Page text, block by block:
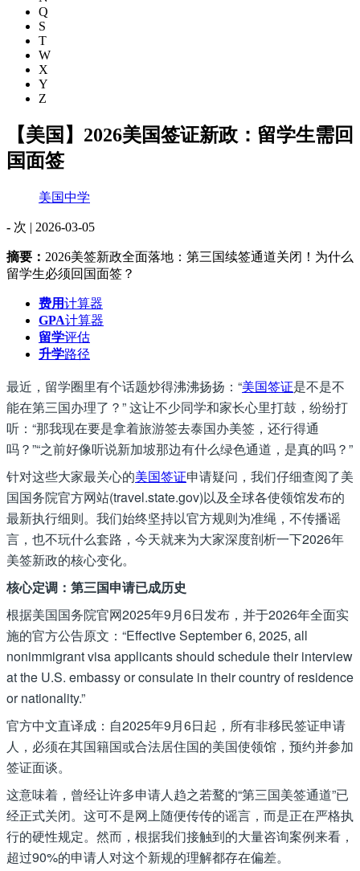
Q
S
T
W
X
Y
Z
【美国】2026美国签证新政：留学生需回
国面签
美国中学
- 次 | 2026-03-05
摘要： 2026美签新政全面落地：第三国续签通道关闭！为什么
留学生必须回国面签？
费用计算器
GPA计算器
留学评估
升学路径
最近，留学圈里有个话题炒得沸沸扬扬：“美国签证是不是不
能在第三国办理了？” 这让不少同学和家长心里打鼓，纷纷打
听：“那我现在要是拿着旅游签去泰国办美签，还行得通
吗？”“之前好像听说新加坡那边有什么绿色通道，是真的吗？”
针对这些大家最关心的美国签证申请疑问，我们仔细查阅了美
国国务院官方网站(travel.state.gov)以及全球各使领馆发布的
最新执行细则。我们始终坚持以官方规则为准绳，不传播谣
言，也不玩什么套路，今天就来为大家深度剖析一下2026年
美签新政的核心变化。
核心定调：第三国申请已成历史
根据美国国务院官网2025年9月6日发布，并于2026年全面实
施的官方公告原文：“Effective September 6, 2025, all
nonimmigrant visa applicants should schedule their interview
at the U.S. embassy or consulate in their country of residence
or nationality.”
官方中文直译成：自2025年9月6日起，所有非移民签证申请
人，必须在其国籍国或合法居住国的美国使领馆，预约并参加
签证面谈。
这意味着，曾经让许多申请人趋之若鹜的“第三国美签通道”已
经正式关闭。这可不是网上随便传传的谣言，而是正在严格执
行的硬性规定。然而，根据我们接触到的大量咨询案例来看，
超过90%的申请人对这个新规的理解都存在偏差。